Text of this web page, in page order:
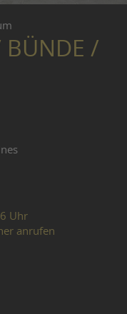
BÜNDE /
Uhr
anrufen